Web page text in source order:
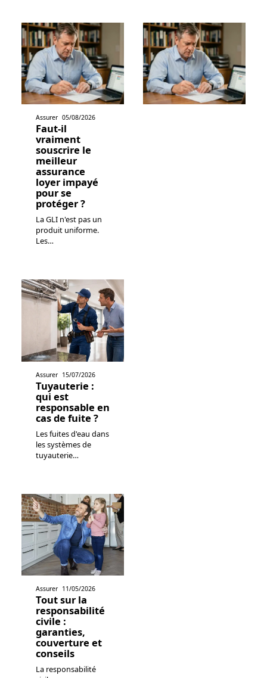
Assurer 05/08/2026
Faut-il
vraiment
souscrire le
meilleur
assurance
loyer impayé
pour se
protéger ?
La GLI n'est pas un
produit uniforme.
Les…
Assurer 15/07/2026
Tuyauterie :
qui est
responsable en
cas de fuite ?
Les fuites d'eau dans
les systèmes de
tuyauterie…
Assurer 11/05/2026
Tout sur la
responsabilité
civile :
garanties,
couverture et
conseils
La responsabilité